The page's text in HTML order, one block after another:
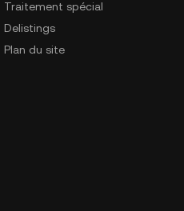
Traitement spécial
Delistings
Plan du site